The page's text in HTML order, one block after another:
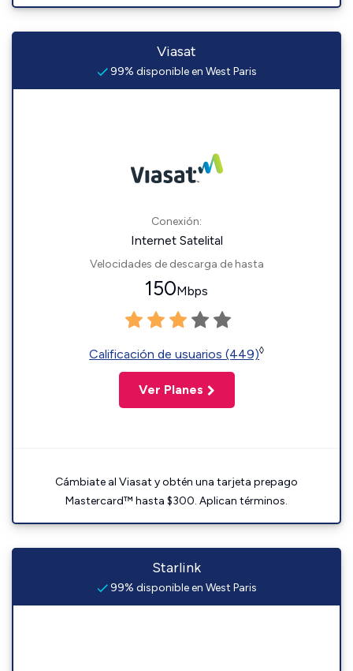
Viasat
99% disponible en West Paris
Conexión:
Internet Satelital
Velocidades de descarga de hasta
150Mbps
Calificación de usuarios (449)◊
Ver Planes
Cámbiate al Viasat y obtén una tarjeta prepago
Mastercard™ hasta $300. Aplican términos.
Starlink
99% disponible en West Paris